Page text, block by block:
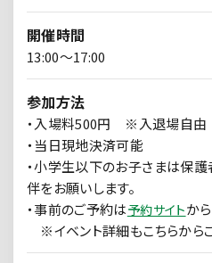
開催時間
13:00～17:00
参加方法
・入場料500円 ※入退場自由
・当日現地決済可能
・小学生以下のお子さまは保
伴をお願いします。
・事前のご予約は予約サイトか
※イベント詳細もこちらから